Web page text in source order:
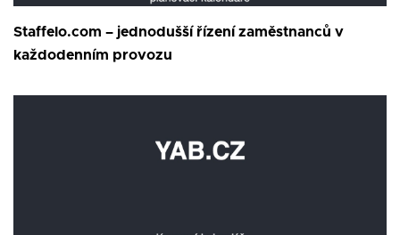
Staffelo.com – jednodušší řízení zaměstnanců v
každodenním provozu